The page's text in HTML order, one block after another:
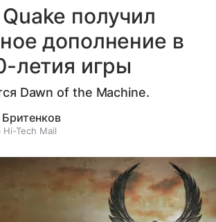
получил
дополнение в
летия игры
Dawn of the Machine.
Hi-Tech Mail